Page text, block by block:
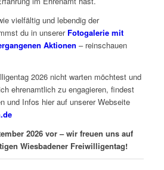
vielfältig und lebendig der
du in unserer Fotogalerie mit
Aktionen – reinschauen
2026 nicht warten möchtest und
ehrenamtlich zu engagieren, findest
und Infos hier auf unserer Webseite
2026 vor – wir freuen uns auf
Wiesbadener Freiwilligentag!